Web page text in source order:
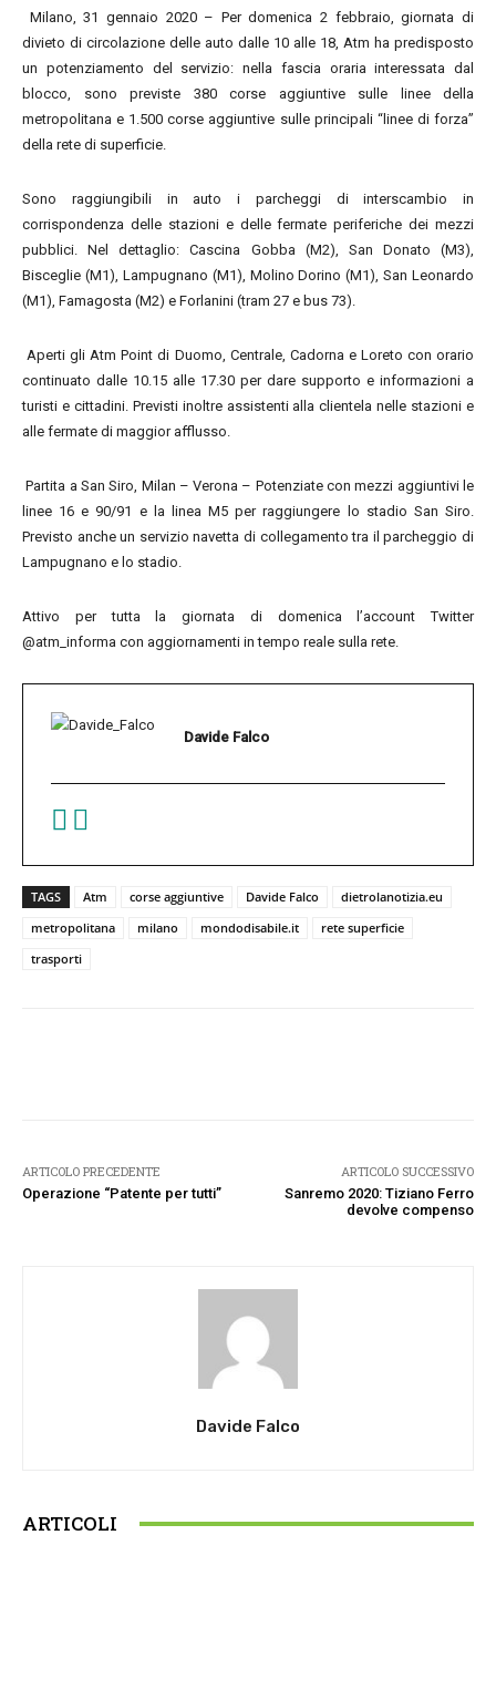
Milano, 31 gennaio 2020 – Per domenica 2 febbraio, giornata di
divieto di circolazione delle auto dalle 10 alle 18, Atm ha predisposto
un potenziamento del servizio: nella fascia oraria interessata dal
blocco, sono previste 380 corse aggiuntive sulle linee della
metropolitana e 1.500 corse aggiuntive sulle principali “linee di forza”
della rete di superficie.
Sono raggiungibili in auto i parcheggi di interscambio in
corrispondenza delle stazioni e delle fermate periferiche dei mezzi
pubblici. Nel dettaglio: Cascina Gobba (M2), San Donato (M3),
Bisceglie (M1), Lampugnano (M1), Molino Dorino (M1), San Leonardo
(M1), Famagosta (M2) e Forlanini (tram 27 e bus 73).
Aperti gli Atm Point di Duomo, Centrale, Cadorna e Loreto con orario
continuato dalle 10.15 alle 17.30 per dare supporto e informazioni a
turisti e cittadini. Previsti inoltre assistenti alla clientela nelle stazioni e
alle fermate di maggior afflusso.
Partita a San Siro, Milan – Verona – Potenziate con mezzi aggiuntivi le
linee 16 e 90/91 e la linea M5 per raggiungere lo stadio San Siro.
Previsto anche un servizio navetta di collegamento tra il parcheggio di
Lampugnano e lo stadio.
Attivo per tutta la giornata di domenica l’account Twitter
@atm_informa con aggiornamenti in tempo reale sulla rete.
Davide Falco
TAGS Atm corse aggiuntive Davide Falco
dietrolanotizia.eu
metropolitana
milano mondodisabile.it
rete superficie
trasporti
ARTICOLO PRECEDENTE
Operazione “Patente per tutti”
ARTICOLO SUCCESSIVO
Sanremo 2020: Tiziano Ferro
devolve compenso
Davide Falco
ARTICOLI